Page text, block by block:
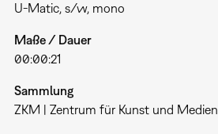
U-Matic, s/w, mono
Maße / Dauer
00:00:21
Sammlung
ZKM | Zentrum für Kunst und Medien